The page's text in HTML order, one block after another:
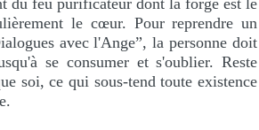
du feu purificateur dont la forge est le
le cœur. Pour reprendre un
avec l'Ange”, la personne doit
se consumer et s'oublier. Reste
soi, ce qui sous-tend toute existence